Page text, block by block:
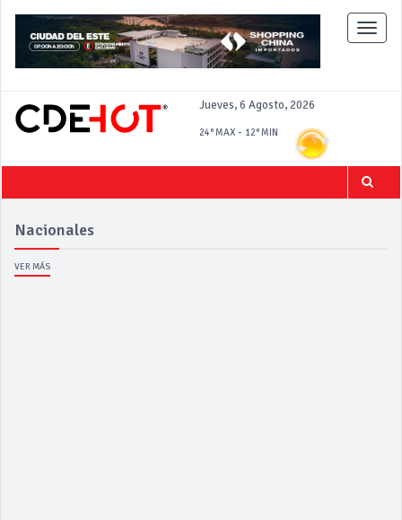
Jueves, 6 Agosto, 2026
24°MAX - 12°MIN
Toggle
Nacionales
VER MÁS